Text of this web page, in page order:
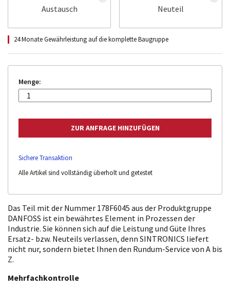
Austausch Neuteil
24 Monate Gewährleistung auf die komplette Baugruppe
Menge:
Sichere Transaktion
Alle Artikel sind vollständig überholt und getestet
Das Teil mit der Nummer 178F6045 aus der Produktgruppe
DANFOSS ist ein bewährtes Element in Prozessen der
Industrie. Sie können sich auf die Leistung und Güte Ihres
Ersatz- bzw. Neuteils verlassen, denn SINTRONICS liefert
nicht nur, sondern bietet Ihnen den Rundum-Service von A bis
Z.
Mehrfachkontrolle